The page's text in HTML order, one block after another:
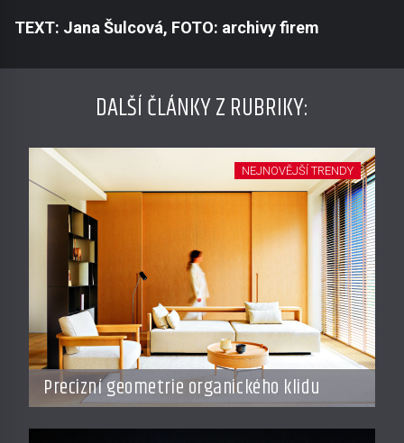
TEXT: Jana Šulcová, FOTO: archivy firem
DALŠÍ ČLÁNKY Z RUBRIKY:
Precizní geometrie organického klidu
NEJNOVĚJŠÍ TRENDY